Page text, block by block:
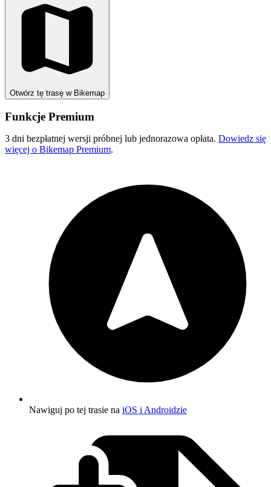
Otwórz tę trasę w Bikemap
Funkcje Premium
3 dni bezpłatnej wersji próbnej lub jednorazowa opłata. Dowiedz się
więcej o Bikemap Premium.
Nawiguj po tej trasie na iOS i Androidzie